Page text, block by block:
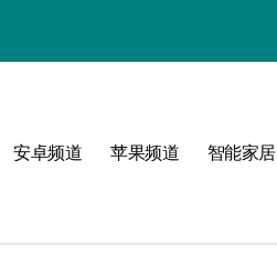
安卓频道 苹果频道 智能家居